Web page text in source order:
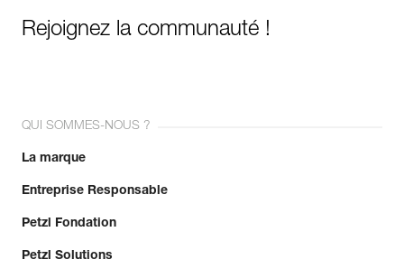
Rejoignez la communauté !
QUI SOMMES-NOUS ?
La marque
Entreprise Responsable
Petzl Fondation
Petzl Solutions